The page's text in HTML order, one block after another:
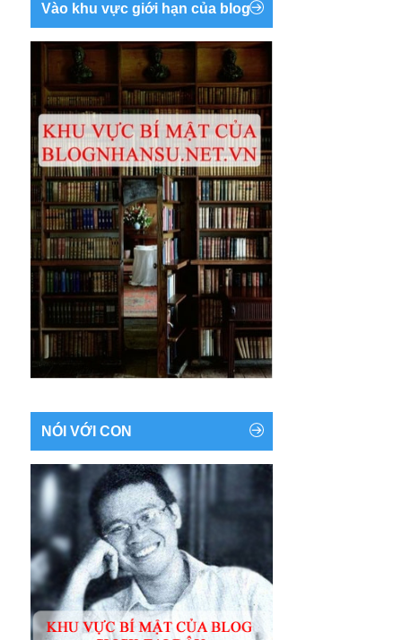
Vào khu vực giới hạn của blog
NÓI VỚI CON